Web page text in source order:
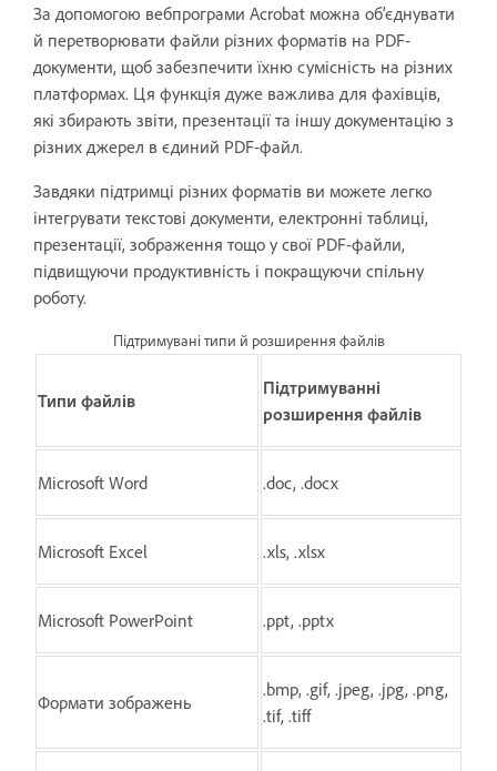
За допомогою вебпрограми Acrobat можна об’єднувати
й перетворювати файли різних форматів на PDF-
документи, щоб забезпечити їхню сумісність на різних
платформах. Ця функція дуже важлива для фахівців,
які збирають звіти, презентації та іншу документацію з
різних джерел в єдиний PDF-файл.
Завдяки підтримці різних форматів ви можете легко
інтегрувати текстові документи, електронні таблиці,
презентації, зображення тощо у свої PDF-файли,
підвищуючи продуктивність і покращуючи спільну
роботу.
Підтримувані типи й розширення файлів
Типи файлів
Підтримуванні
розширення файлів
Microsoft Word .doc, .docx
Microsoft Excel .xls, .xlsx
Microsoft PowerPoint .ppt, .pptx
Формати зображень
.bmp, .gif, .jpeg, .jpg, .png,
.tif, .tiff